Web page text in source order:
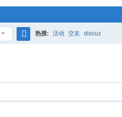
热搜: 活动 交友 discuz